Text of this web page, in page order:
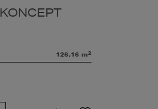
126,16 m2